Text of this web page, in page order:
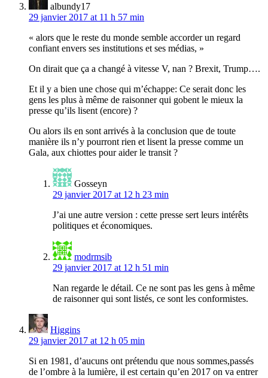
albundy17
29 janvier 2017 at 11 h 57 min
« alors que le reste du monde semble accorder un regard
confiant envers ses institutions et ses médias, »
On dirait que ça a changé à vitesse V, nan ? Brexit, Trump….
Et il y a bien une chose qui m’échappe: Ce serait donc les
gens les plus à même de raisonner qui gobent le mieux la
presse qu’ils lisent (encore) ?
Ou alors ils en sont arrivés à la conclusion que de toute
manière ils n’y pourront rien et lisent la presse comme un
Gala, aux chiottes pour aider le transit ?
Gosseyn
29 janvier 2017 at 12 h 23 min
J’ai une autre version : cette presse sert leurs intérêts
politiques et économiques.
modrmsib
29 janvier 2017 at 12 h 51 min
Nan regarde le détail. Ce ne sont pas les gens à même
de raisonner qui sont listés, ce sont les conformistes.
Higgins
29 janvier 2017 at 12 h 05 min
Si en 1981, d’aucuns ont prétendu que nous sommes,passés
de l’ombre à la lumière, il est certain qu’en 2017 on va entrer